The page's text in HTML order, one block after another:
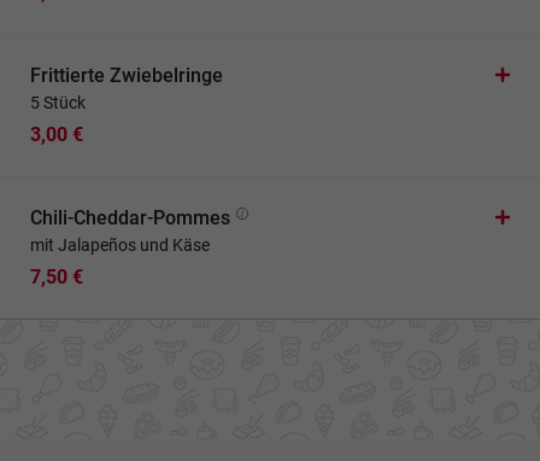
Frittierte Zwiebelringe
5 Stück
3,00 €
Chili-Cheddar-Pommes
mit Jalapeños und Käse
7,50 €